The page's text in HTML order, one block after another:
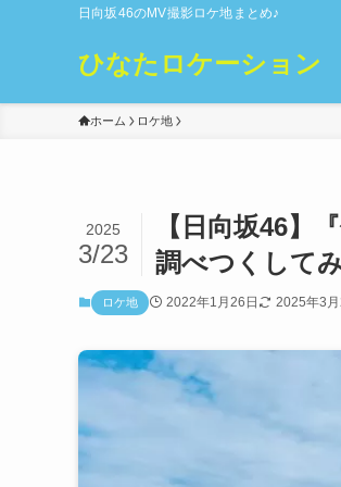
日向坂46のMV撮影ロケ地まとめ♪
ひなたロケーション
ホーム ロケ地
【日向坂46】
調べつくして
2025
3/23
ロケ地 2022年1月26日 2025年3月